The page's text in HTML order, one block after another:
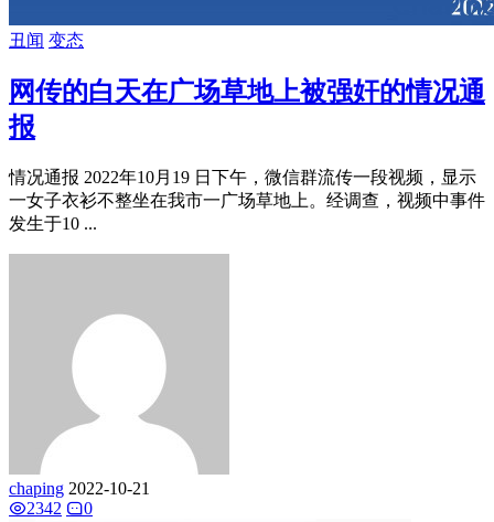
丑闻 变态
网传的白天在广场草地上被强奸的情况通
报
情况通报 2022年10月19 日下午，微信群流传一段视频，显示
一女子衣衫不整坐在我市一广场草地上。经调查，视频中事件
发生于10 ...
chaping 2022-10-21
2342
0